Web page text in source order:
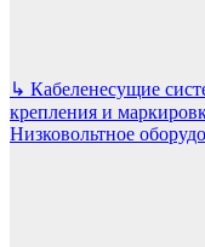
↳ Кабеленесущие
крепления и
Низковольтное